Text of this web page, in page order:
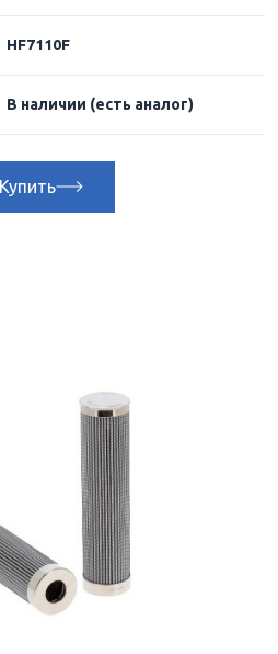
HF7110F
В наличии (есть аналог)
Купить